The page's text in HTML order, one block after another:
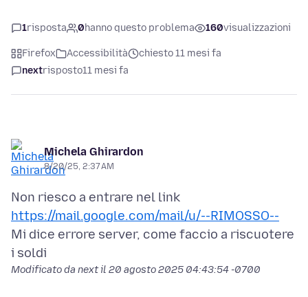
1risposta 0hanno questo problema 160visualizzazioni
Firefox Accessibilità
chiesto 11 mesi fa
nextrisposto11 mesi fa
Michela Ghirardon
8/20/25, 2:37 AM
Non riesco a entrare nel link
https://mail.google.com/mail/u/--RIMOSSO--
Mi dice errore server, come faccio a riscuotere
Modificato da next il 20 agosto 2025 04:43:54 -0700